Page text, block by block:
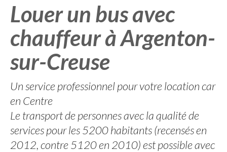
Louer un bus avec
chauffeur à Argenton-
sur-Creuse
Un service professionnel pour votre location car
en Centre
Le transport de personnes avec la qualité de
services pour les 5200 habitants (recensés en
2012, contre 5120 en 2010) est possible avec